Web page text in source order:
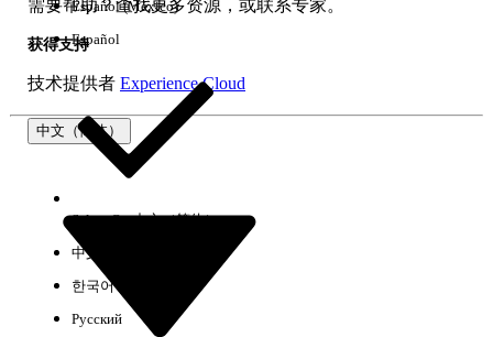
需要帮助？查找更多资源，或联系专家。
获得支持
技术提供者 Experience Cloud
中文（简体）
Español (México)
Español
Select Org中文（简体）
中文（繁体）
한국어
Русский